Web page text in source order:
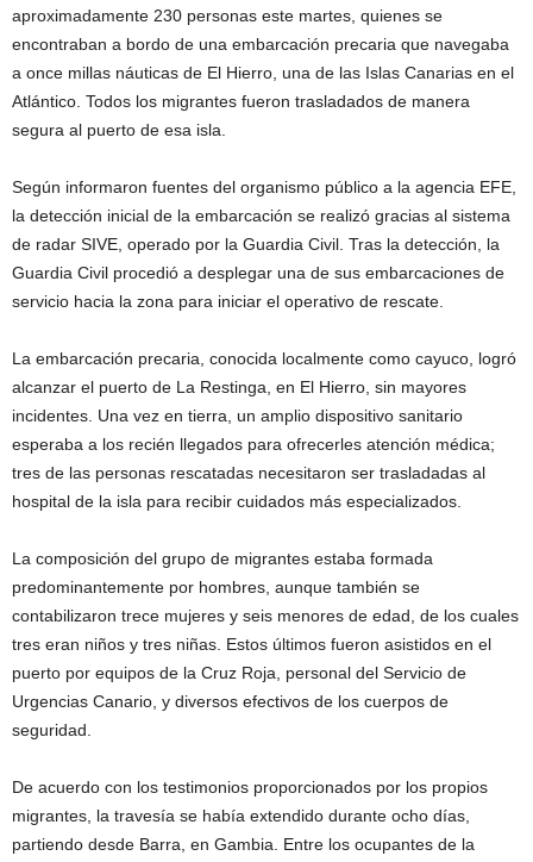
aproximadamente 230 personas este martes, quienes se
encontraban a bordo de una embarcación precaria que navegaba
a once millas náuticas de El Hierro, una de las Islas Canarias en el
Atlántico. Todos los migrantes fueron trasladados de manera
segura al puerto de esa isla.
Según informaron fuentes del organismo público a la agencia EFE,
la detección inicial de la embarcación se realizó gracias al sistema
de radar SIVE, operado por la Guardia Civil. Tras la detección, la
Guardia Civil procedió a desplegar una de sus embarcaciones de
servicio hacia la zona para iniciar el operativo de rescate.
La embarcación precaria, conocida localmente como cayuco, logró
alcanzar el puerto de La Restinga, en El Hierro, sin mayores
incidentes. Una vez en tierra, un amplio dispositivo sanitario
esperaba a los recién llegados para ofrecerles atención médica;
tres de las personas rescatadas necesitaron ser trasladadas al
hospital de la isla para recibir cuidados más especializados.
La composición del grupo de migrantes estaba formada
predominantemente por hombres, aunque también se
contabilizaron trece mujeres y seis menores de edad, de los cuales
tres eran niños y tres niñas. Estos últimos fueron asistidos en el
puerto por equipos de la Cruz Roja, personal del Servicio de
Urgencias Canario, y diversos efectivos de los cuerpos de
seguridad.
De acuerdo con los testimonios proporcionados por los propios
migrantes, la travesía se había extendido durante ocho días,
partiendo desde Barra, en Gambia. Entre los ocupantes de la